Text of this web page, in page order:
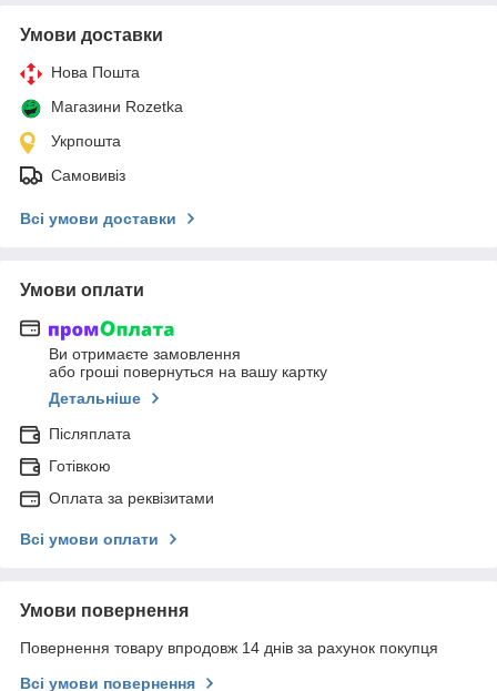
Умови доставки
Нова Пошта
Магазини Rozetka
Укрпошта
Самовивіз
Всі умови доставки
Умови оплати
Ви отримаєте замовлення
або гроші повернуться на вашу картку
Детальніше
Післяплата
Готівкою
Оплата за реквізитами
Всі умови оплати
Умови повернення
Повернення товару впродовж 14 днів за рахунок покупця
Всі умови повернення